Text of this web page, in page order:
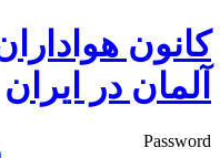
کانون
آلمان در ایران
Password